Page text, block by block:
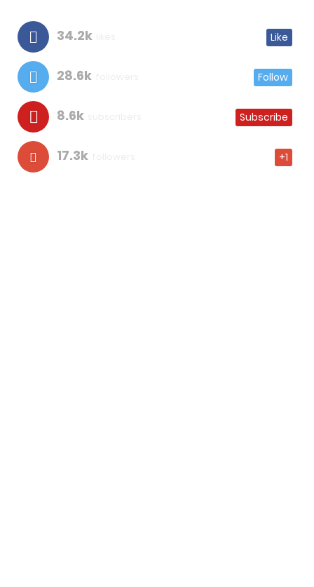
34.2k Like
28.6k Follow
8.6k Subscribe
17.3k +1